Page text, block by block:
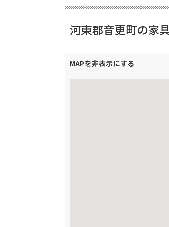
河東郡音更町の家